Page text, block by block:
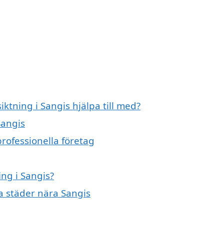
i Sangis hjälpa till med?
företag
i Sangis?
städer nära Sangis